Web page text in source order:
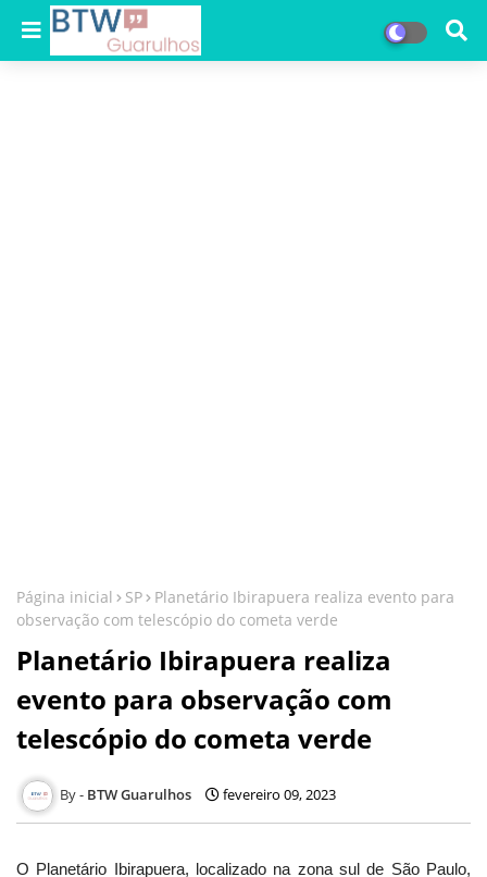
Página inicial SP
Planetário Ibirapuera realiza evento para
observação com telescópio do cometa verde
Planetário Ibirapuera realiza
evento para observação com
telescópio do cometa verde
BTW Guarulhos fevereiro 09, 2023
O Planetário Ibirapuera, localizado na zona sul de São Paulo,